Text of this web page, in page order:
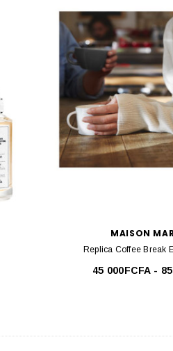
MAISON
Replica Coffee Break
45 000FCFA -